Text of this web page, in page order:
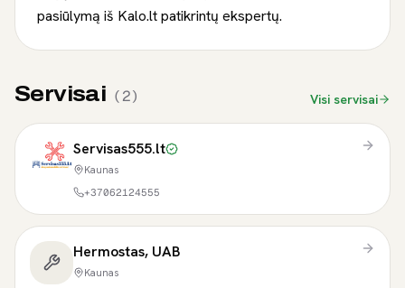
pasiūlymą iš Kalo.lt patikrintų ekspertų.
Servisai (2) Visi servisai
Servisas555.lt
Kaunas
+37062124555
Hermostas, UAB
Kaunas